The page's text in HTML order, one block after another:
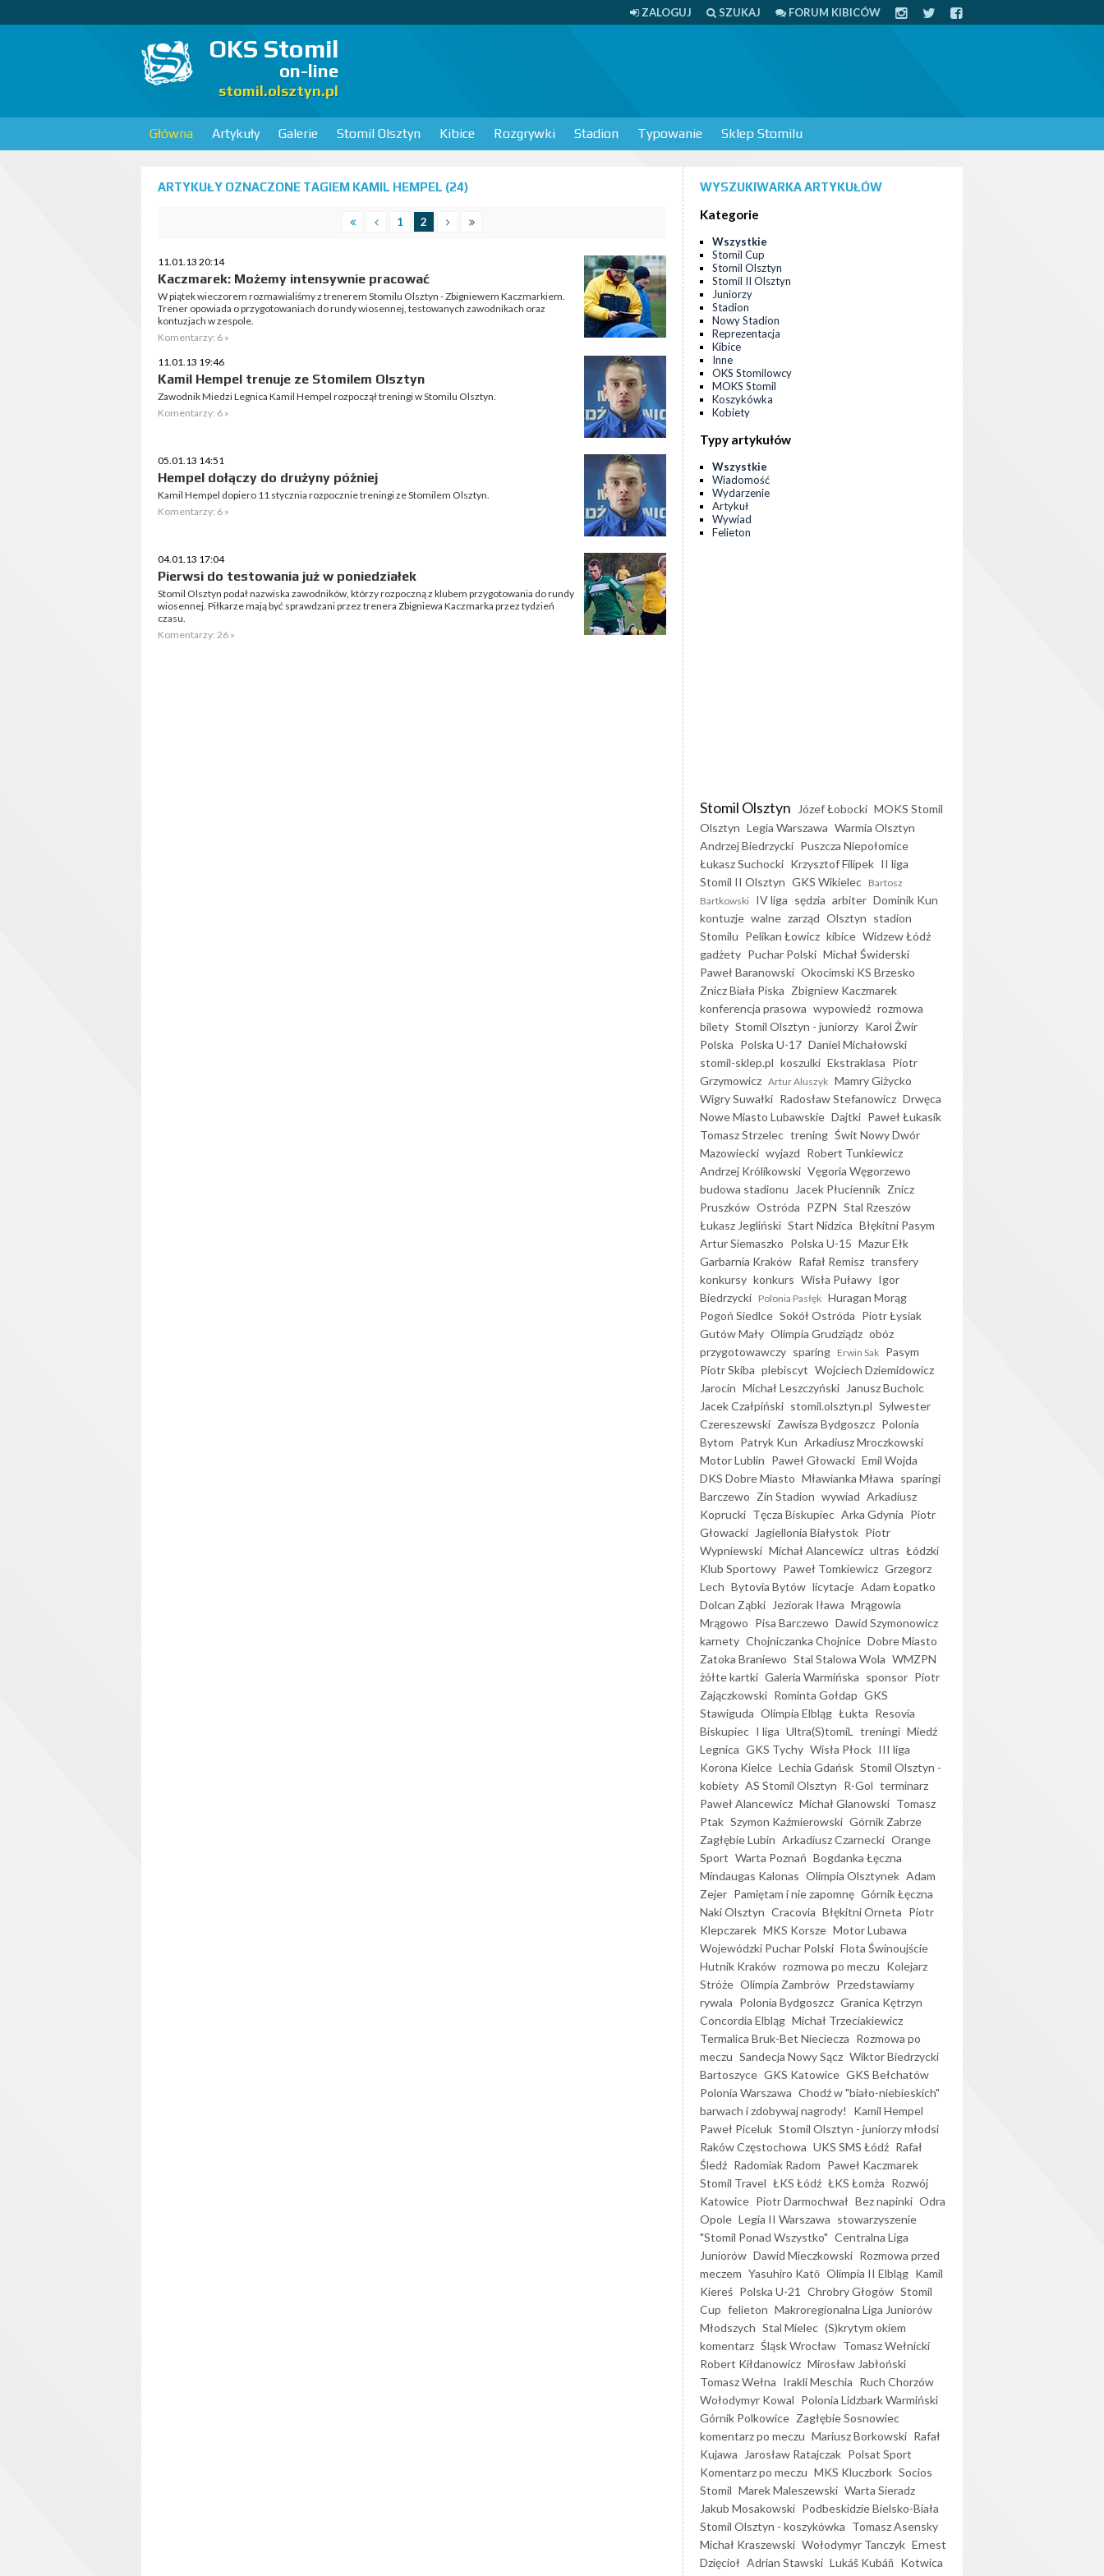
ZALOGUJ SZUKAJ FORUM KIBICÓW
OKS Stomil
on-line
stomil.olsztyn.pl
Główna Artykuły Galerie Stomil Olsztyn Kibice Rozgrywki Stadion Typowanie Sklep Stomilu
ARTYKUŁY OZNACZONE TAGIEM KAMIL HEMPEL (24)
1 2
11.01.13 20:14
Kaczmarek: Możemy intensywnie pracować
W piątek wieczorem rozmawialiśmy z trenerem Stomilu Olsztyn - Zbigniewem Kaczmarkiem.
Trener opowiada o przygotowaniach do rundy wiosennej, testowanych zawodnikach oraz
kontuzjach w zespole.
Komentarzy: 6 »
11.01.13 19:46
Kamil Hempel trenuje ze Stomilem Olsztyn
Zawodnik Miedzi Legnica Kamil Hempel rozpoczął treningi w Stomilu Olsztyn.
Komentarzy: 6 »
05.01.13 14:51
Hempel dołączy do drużyny później
Kamil Hempel dopiero 11 stycznia rozpocznie treningi ze Stomilem Olsztyn.
Komentarzy: 6 »
04.01.13 17:04
Pierwsi do testowania już w poniedziałek
Stomil Olsztyn podał nazwiska zawodników, którzy rozpoczną z klubem przygotowania do rundy
wiosennej. Piłkarze mają być sprawdzani przez trenera Zbigniewa Kaczmarka przez tydzień
czasu.
Komentarzy: 26 »
WYSZUKIWARKA ARTYKUŁÓW
Kategorie
Wszystkie
Stomil Cup
Stomil Olsztyn
Stomil II Olsztyn
Juniorzy
Stadion
Nowy Stadion
Reprezentacja
Kibice
Inne
OKS Stomilowcy
MOKS Stomil
Koszykówka
Kobiety
Typy artykułów
Wszystkie
Wiadomość
Wydarzenie
Artykuł
Wywiad
Felieton
Stomil Olsztyn Józef Łobocki MOKS Stomil
Olsztyn Legia Warszawa Warmia Olsztyn
Andrzej Biedrzycki Puszcza Niepołomice
Łukasz Suchocki Krzysztof Filipek II liga
Stomil II Olsztyn GKS Wikielec Bartosz
Bartkowski IV liga sędzia arbiter Dominik Kun
kontuzje walne zarząd Olsztyn stadion
Stomilu Pelikan Łowicz kibice Widzew Łódź
gadżety Puchar Polski Michał Świderski
Paweł Baranowski Okocimski KS Brzesko
Znicz Biała Piska Zbigniew Kaczmarek
konferencja prasowa wypowiedź rozmowa
bilety Stomil Olsztyn - juniorzy Karol Żwir
Polska Polska U-17 Daniel Michałowski
stomil-sklep.pl koszulki Ekstraklasa Piotr
Grzymowicz Artur Aluszyk Mamry Giżycko
Wigry Suwałki Radosław Stefanowicz Drwęca
Nowe Miasto Lubawskie Dajtki Paweł Łukasik
Tomasz Strzelec trening Świt Nowy Dwór
Mazowiecki wyjazd Robert Tunkiewicz
Andrzej Królikowski Vęgoria Węgorzewo
budowa stadionu
Jacek Płuciennik Znicz
Pruszków Ostróda PZPN Stal Rzeszów
Łukasz Jegliński Start Nidzica Błękitni Pasym
Artur Siemaszko Polska U-15 Mazur Ełk
Garbarnia Kraków Rafał Remisz transfery
konkursy konkurs Wisła Puławy Igor
Biedrzycki Polonia Pasłęk Huragan Morąg
Pogoń Siedlce Sokół Ostróda Piotr Łysiak
Gutów Mały Olimpia Grudziądz obóz
przygotowawczy sparing Erwin Sak Pasym
Piotr Skiba plebiscyt Wojciech Dziemidowicz
Jarocin Michał Leszczyński
Janusz Bucholc
Jacek Czałpiński stomil.olsztyn.pl Sylwester
Czereszewski Zawisza Bydgoszcz Polonia
Bytom Patryk Kun Arkadiusz Mroczkowski
Motor Lublin Paweł Głowacki Emil Wojda
DKS Dobre Miasto Mławianka Mława sparingi
Barczewo Zin Stadion wywiad Arkadiusz
Koprucki Tęcza Biskupiec Arka Gdynia Piotr
Głowacki
Jagiellonia Białystok Piotr
Wypniewski Michał Alancewicz ultras Łódzki
Klub Sportowy Paweł Tomkiewicz Grzegorz
Lech Bytovia Bytów licytacje Adam Łopatko
Dolcan Ząbki
Jeziorak Iława Mrągowia
Mrągowo Pisa Barczewo Dawid Szymonowicz
karnety Chojniczanka Chojnice Dobre Miasto
Zatoka Braniewo Stal Stalowa Wola WMZPN
żółte kartki Galeria Warmińska sponsor Piotr
Zajączkowski Rominta Gołdap GKS
Stawiguda Olimpia Elbląg Łukta Resovia
Biskupiec I liga Ultra(S)tomiL treningi Miedź
Legnica GKS Tychy Wisła Płock III liga
Korona Kielce Lechia Gdańsk Stomil Olsztyn -
kobiety AS Stomil Olsztyn R-Gol terminarz
Paweł Alancewicz Michał Glanowski Tomasz
Ptak Szymon Kaźmierowski Górnik Zabrze
Zagłębie Lubin Arkadiusz Czarnecki Orange
Sport Warta Poznań Bogdanka Łęczna
Mindaugas Kalonas Olimpia Olsztynek Adam
Zejer Pamiętam i nie zapomnę Górnik Łęczna
Naki Olsztyn Cracovia Błękitni Orneta Piotr
Klepczarek MKS Korsze Motor Lubawa
Wojewódzki Puchar Polski Flota Świnoujście
Hutnik Kraków rozmowa po meczu Kolejarz
Stróże Olimpia Zambrów Przedstawiamy
rywala Polonia Bydgoszcz Granica Kętrzyn
Concordia Elbląg Michał Trzeciakiewicz
Termalica Bruk-Bet Nieciecza Rozmowa po
meczu Sandecja Nowy Sącz Wiktor Biedrzycki
Bartoszyce GKS Katowice GKS Bełchatów
Polonia Warszawa Chodź w "biało-niebieskich"
barwach i zdobywaj nagrody!
Kamil Hempel
Paweł Piceluk Stomil Olsztyn - juniorzy młodsi
Raków Częstochowa UKS SMS Łódź Rafał
Śledź Radomiak Radom Paweł Kaczmarek
Stomil Travel ŁKS Łódź ŁKS Łomża Rozwój
Katowice Piotr Darmochwał Bez napinki Odra
Opole Legia II Warszawa stowarzyszenie
"Stomil Ponad Wszystko" Centralna Liga
Juniorów Dawid Mieczkowski Rozmowa przed
meczem Yasuhiro Katō Olimpia II Elbląg Kamil
Kiereś Polska U-21 Chrobry Głogów Stomil
Cup felieton Makroregionalna Liga Juniorów
Młodszych Stal Mielec (S)krytym okiem
komentarz Śląsk Wrocław Tomasz Wełnicki
Robert Kiłdanowicz Mirosław Jabłoński
Tomasz Wełna Irakli Meschia Ruch Chorzów
Wołodymyr Kowal Polonia Lidzbark Warmiński
Górnik Polkowice Zagłębie Sosnowiec
komentarz po meczu Mariusz Borkowski Rafał
Kujawa
Jarosław Ratajczak Polsat Sport
Komentarz po meczu MKS Kluczbork Socios
Stomil Marek Maleszewski Warta Sieradz
Jakub Mosakowski Podbeskidzie Bielsko-Biała
Stomil Olsztyn - koszykówka Tomasz Asensky
Michał Kraszewski Wołodymyr Tanczyk Ernest
Dzięcioł Adrian Stawski Lukáš Kubáň Kotwica